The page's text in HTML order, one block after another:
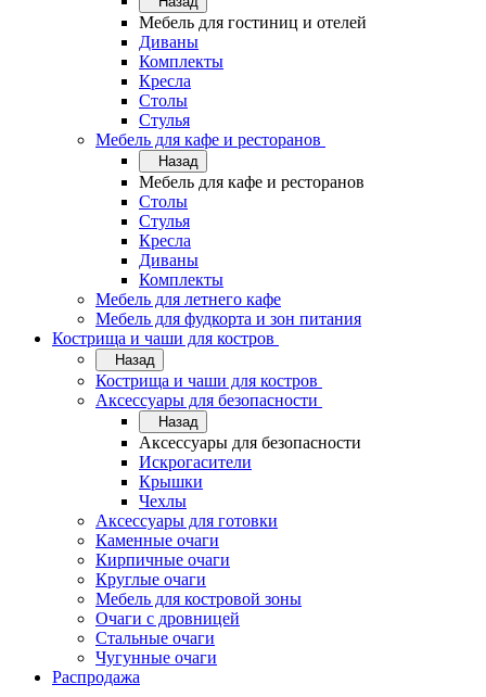
Мебель для гостиниц и отелей
Диваны
Комплекты
Кресла
Столы
Стулья
Мебель для кафе и ресторанов
Назад
Мебель для кафе и ресторанов
Столы
Стулья
Кресла
Диваны
Комплекты
Мебель для летнего кафе
Мебель для фудкорта и зон питания
Кострища и чаши для костров
Назад
Кострища и чаши для костров
Аксессуары для безопасности
Назад
Аксессуары для безопасности
Искрогасители
Крышки
Чехлы
Аксессуары для готовки
Каменные очаги
Кирпичные очаги
Круглые очаги
Мебель для костровой зоны
Очаги с дровницей
Стальные очаги
Чугунные очаги
Распродажа